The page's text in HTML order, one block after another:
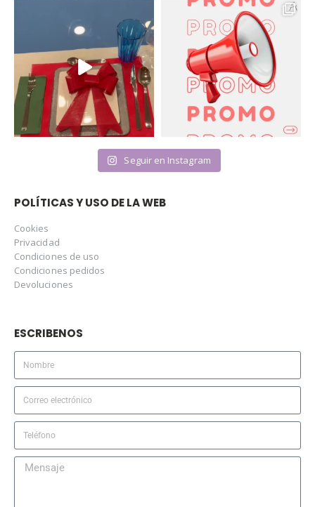
Seguir en Instagram
POLÍTICAS Y USO DE LA WEB
Cookies
Privacidad
Condiciones de uso
Condiciones pedidos
Devoluciones
ESCRIBENOS